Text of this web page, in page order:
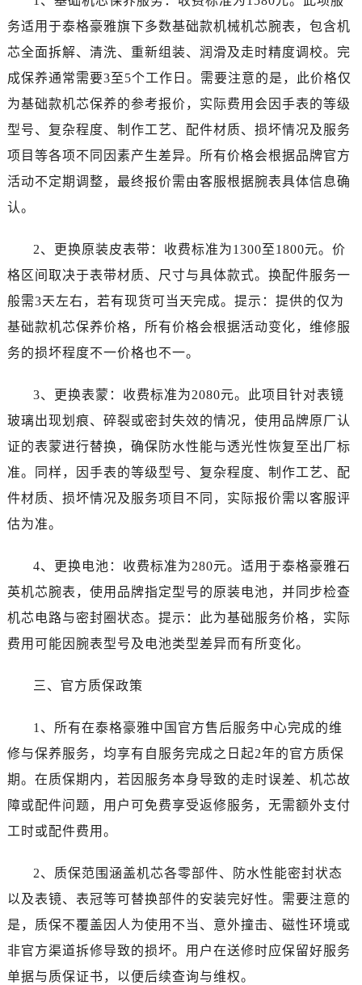
甘肃省平凉市崆峒区西大街泰格豪雅售后服务中心（需提前预约）
甘肃省庆阳市西峰区南大街泰格豪雅售后服务中心（需提前预约）
甘肃省天水市秦州区民主路泰格豪雅售后服务中心（需提前预约）
甘肃省武威市凉州区迎宾路泰格豪雅售后服务中心（需提前预约）
甘肃省张掖市甘州区民乐北路泰格豪雅售后服务中心（需提前预约）
宁夏回族自治区固原市原州区文化街泰格豪雅售后服务中心（需提前预约）
宁夏回族自治区银川市兴庆区新华东路97号新百中心C馆一层C1-18号商铺泰格豪雅售后服务中心（需提前预约）
青海省海北藏族自治州海晏县将军路泰格豪雅售后服务中心（需提前预约）
青海省海东市乐都区滨河路泰格豪雅售后服务中心（需提前预约）
青海省海南藏族自治州共和县青海湖大街泰格豪雅售后服务中心（需提前预约）
青海省海西蒙古族藏族自治州德令哈市柴达木路泰格豪雅售后服务中心（需提前预约）
青海省玉树藏族自治州结古镇胜利路泰格豪雅售后服务中心（需提前预约）
陕西省安康市汉滨区金州路泰格豪雅售后服务中心（需提前预约）
陕西省宝鸡市渭滨区经二路泰格豪雅售后服务中心（需提前预约）
陕西省铜川市王益区红旗街泰格豪雅售后服务中心（需提前预约）
陕西省延安市宝塔区中心街泰格豪雅售后服务中心（需提前预约）
陕西省榆林市榆阳区长兴路泰格豪雅售后服务中心（需提前预约）
新疆维吾尔自治区阿克苏市东大街泰格豪雅售后服务中心（需提前预约）
新疆维吾尔自治区白杨市军垦路泰格豪雅售后服务中心（需提前预约）
新疆维吾尔自治区北屯市团结路泰格豪雅售后服务中心（需提前预约）
新疆维吾尔自治区博乐市博乐市北京路泰格豪雅售后服务中心（需提前预约）
新疆维吾尔自治区昌吉市延安北路泰格豪雅售后服务中心（需提前预约）
新疆维吾尔自治区和田市和田市北京西路泰格豪雅售后服务中心（需提前预约）
新疆维吾尔自治区胡杨河市胡杨河市胡杨路泰格豪雅售后服务中心（需提前预约）
新疆维吾尔自治区可克达拉市幸福路泰格豪雅售后服务中心（需提前预约）
务适用于泰格豪雅旗下多数基础款机械机芯腕表，包含机
芯全面拆解、清洗、重新组装、润滑及走时精度调校。完
成保养通常需要3至5个工作日。需要注意的是，此价格仅
为基础款机芯保养的参考报价，实际费用会因手表的等级
型号、复杂程度、制作工艺、配件材质、损坏情况及服务
项目等各项不同因素产生差异。所有价格会根据品牌官方
活动不定期调整，最终报价需由客服根据腕表具体信息确
认。
2、更换原装皮表带：收费标准为1300至1800元。价
格区间取决于表带材质、尺寸与具体款式。换配件服务一
般需3天左右，若有现货可当天完成。提示：提供的仅为
基础款机芯保养价格，所有价格会根据活动变化，维修服
务的损坏程度不一价格也不一。
3、更换表蒙：收费标准为2080元。此项目针对表镜
玻璃出现划痕、碎裂或密封失效的情况，使用品牌原厂认
证的表蒙进行替换，确保防水性能与透光性恢复至出厂标
准。同样，因手表的等级型号、复杂程度、制作工艺、配
件材质、损坏情况及服务项目不同，实际报价需以客服评
估为准。
4、更换电池：收费标准为280元。适用于泰格豪雅石
英机芯腕表，使用品牌指定型号的原装电池，并同步检查
机芯电路与密封圈状态。提示：此为基础服务价格，实际
费用可能因腕表型号及电池类型差异而有所变化。
三、官方质保政策
1、所有在泰格豪雅中国官方售后服务中心完成的维
修与保养服务，均享有自服务完成之日起2年的官方质保
期。在质保期内，若因服务本身导致的走时误差、机芯故
障或配件问题，用户可免费享受返修服务，无需额外支付
工时或配件费用。
2、质保范围涵盖机芯各零部件、防水性能密封状态
以及表镜、表冠等可替换部件的安装完好性。需要注意的
是，质保不覆盖因人为使用不当、意外撞击、磁性环境或
非官方渠道拆修导致的损坏。用户在送修时应保留好服务
单据与质保证书，以便后续查询与维权。